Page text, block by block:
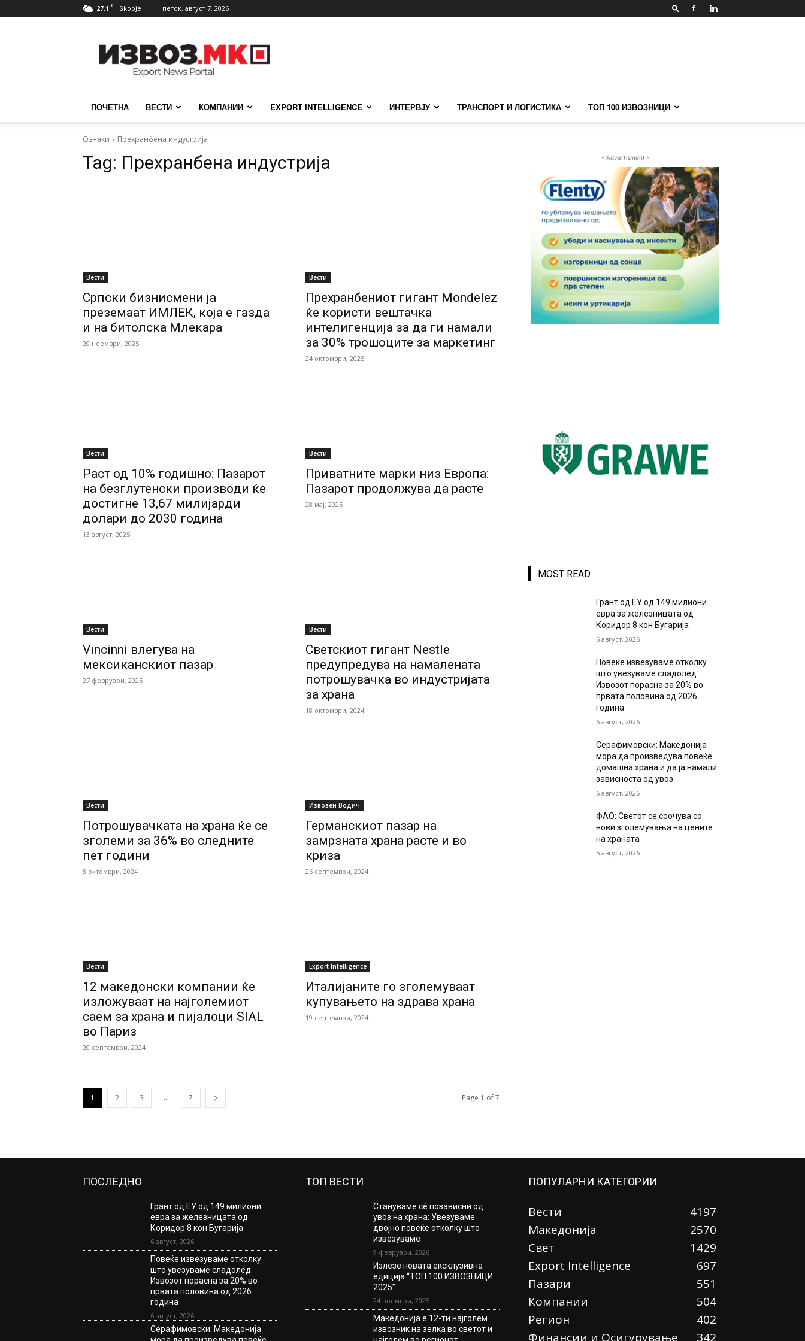
27.1 C Skopje петок, август 7, 2026
ПОЧЕТНА ВЕСТИ КОМПАНИИ EXPORT INTELLIGENCE ИНТЕРВЈУ ТРАНСПОРТ И ЛОГИСТИКА ТОП 100 ИЗВОЗНИЦИ
Ознаки Прехранбена индустрија
Tag: Прехранбена индустрија
Вести
Српски бизнисмени ја
преземаат ИМЛЕК, која е газда
и на битолска Млекара
20 ноември, 2025
Вести
Прехранбениот гигант Mondelez
ќе користи вештачка
интелигенција за да ги намали
за 30% трошоците за маркетинг
24 октомври, 2025
Вести
Раст од 10% годишно: Пазарот
на безглутенски производи ќе
достигне 13,67 милијарди
долари до 2030 година
13 август, 2025
Вести
Приватните марки низ Европа:
Пазарот продолжува да расте
28 мај, 2025
Вести
Vincinni влегува на
мексиканскиот пазар
27 февруари, 2025
Вести
Светскиот гигант Nestle
предупредува на намалената
потрошувачка во индустријата
за храна
18 октомври, 2024
Вести
Потрошувачката на храна ќе се
зголеми за 36% во следните
пет години
8 октомври, 2024
Извозен Водич
Германскиот пазар на
замрзната храна расте и во
криза
26 септември, 2024
Вести
12 македонски компании ќе
изложуваат на најголемиот
саем за храна и пијалоци SIAL
во Париз
20 септември, 2024
Еxport Intelligence
Италијанитe го зголемуваат
купувањето на здрава храна
19 септември, 2024
1 2 3 ... 7 Page 1 of 7
- Advertisment -
MOST READ
Грант од ЕУ од 149 милиони
евра за железницата од
Коридор 8 кон Бугарија
6 август, 2026
Повеќе извезуваме отколку
што увезуваме сладолед:
Извозот порасна за 20% во
првата половина од 2026
година
6 август, 2026
Серафимовски: Македонија
мора да произведува повеќе
домашна храна и да ја намали
зависноста од увоз
6 август, 2026
ФАО: Светот се соочува со
нови зголемувања на цените
на храната
5 август, 2026
ПОСЛЕДНО
Грант од ЕУ од 149 милиони
евра за железницата од
Коридор 8 кон Бугарија
6 август, 2026
Повеќе извезуваме отколку
што увезуваме сладолед:
Извозот порасна за 20% во
првата половина од 2026
година
6 август, 2026
Серафимовски: Македонија
ТОП ВЕСТИ
Стануваме сè позависни од
увоз на храна: Увезуваме
двојно повеќе отколку што
извезуваме
9 февруари, 2026
Излезе новата ексклузивна
едиција “ТОП 100 ИЗВОЗНИЦИ
2025”
24 ноември, 2025
Македонија е 12-ти најголем
извозник на зелка во светот и
ПОПУЛАРНИ КАТЕГОРИИ
Вести
4197
Македонија
2570
Свет
1429
Еxport Intelligence
697
Пазари
551
Компании
504
Регион
402
Финансии и Осигурување
342